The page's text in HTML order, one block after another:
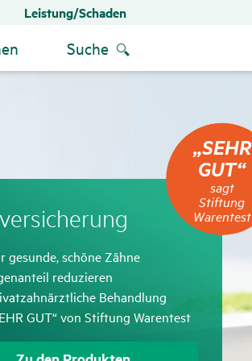
Leistung/Schaden
Suche
„SEHR
GUT“
sagt
Stiftung
Warentest
„SEHR
GUT“
sagt
Stiftung
Warentest
gesunde, schöne Zähne
reduzieren
Behandlung
GUT“ von Stiftung Warentest